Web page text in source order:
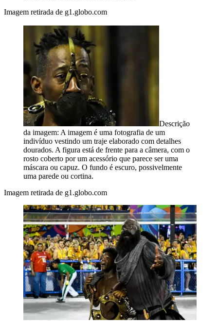
Imagem retirada de g1.globo.com
Descrição
da imagem: A imagem é uma fotografia de um
indivíduo vestindo um traje elaborado com detalhes
dourados. A figura está de frente para a câmera, com o
rosto coberto por um acessório que parece ser uma
máscara ou capuz. O fundo é escuro, possivelmente
uma parede ou cortina.
Imagem retirada de g1.globo.com